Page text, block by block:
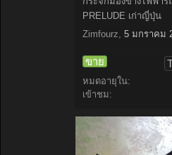
PRELUDE เก่าญี่ปุ่น
Zimfourz 5 มกราคม
ขาย
หมดอายุใน:
เข้าชม: